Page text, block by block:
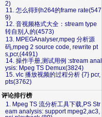
2)
11. 怎么得到h264的frame rate(547
9)
12. 音视频格式大全：stream type
转自别人的(4573)
13. MPEGAnalyser,mpeg 分析源
码,mpeg 2 source code, rewrite pt
s,pcr,(4491)
14. 操作手册,测试用例 :stream anal
ysis: Mpeg TS Demux(3824)
15. vlc 播放视频的过程分析 {7} pcr,
pts(3762)
评论排行榜
1. Mpeg TS 流分析工具下载,PS Str
eam analysis: support mpeg2,ac3,